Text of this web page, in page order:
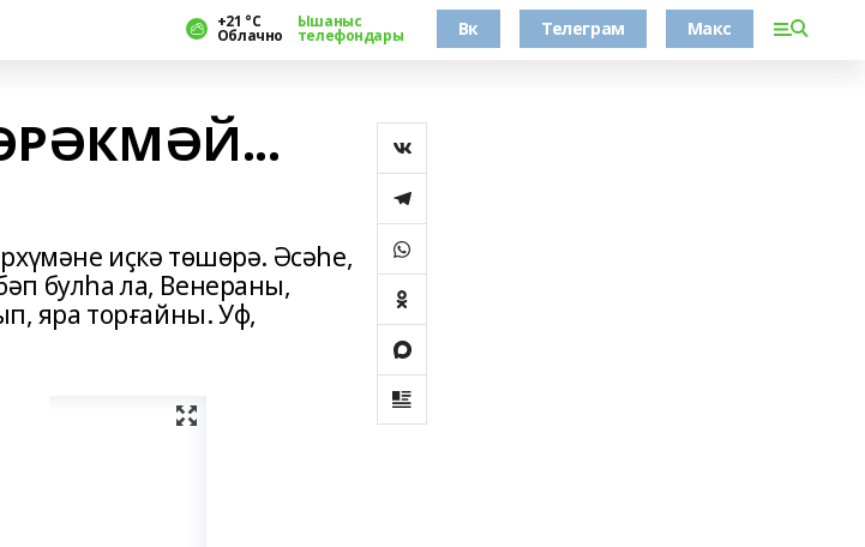
+21 °С
Облачно
Ышаныс
телефондары Вк Телеграм Макс
иҫкә төшөрә. Әсәһе,
булһа ла, Венераны,
яра торғайны. Уф,